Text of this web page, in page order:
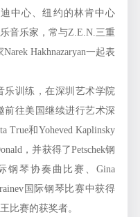
中心、纽约的林肯中心
音乐家，常与Z.E.N.三重
Hakhnazaryan一起表
训练，在深圳艺术学院
前往美国继续进行艺术深
True和Yoheved Kaplinsky
，并获得了Petschek钢
钢琴协奏曲比赛、Gina
国际钢琴比赛中获得
比赛的获奖者。